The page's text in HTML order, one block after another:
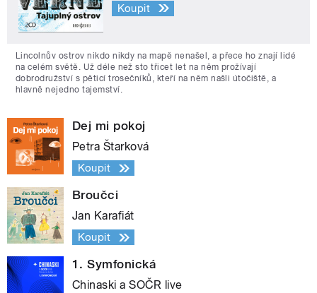
Koupit
Lincolnův ostrov nikdo nikdy na mapě nenašel, a přece ho znají lidé
na celém světě. Už déle než sto třicet let na něm prožívají
dobrodružství s pěticí trosečníků, kteří na něm našli útočiště, a
hlavně nejedno tajemství.
Dej mi pokoj
Petra Štarková
Koupit
Broučci
Jan Karafiát
Koupit
1. Symfonická
Chinaski a SOČR live